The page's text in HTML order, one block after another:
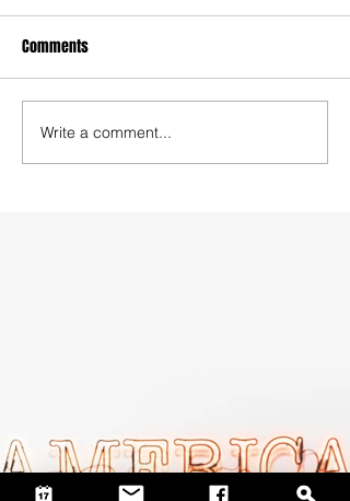
Comments
Write a comment...